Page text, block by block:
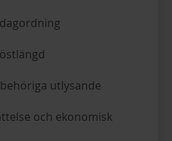
utlysande
och ekonomisk